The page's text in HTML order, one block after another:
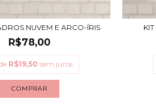
NUVEM E ARCO-ÍRIS
R$78,00
R$19,50 sem juros
COMPRAR